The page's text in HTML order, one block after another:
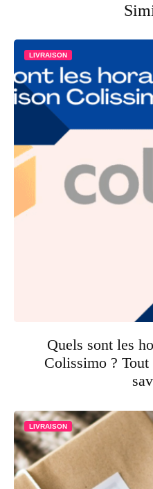
LIVRAISON
Quels sont les
Colissimo ? Tout
LIVRAISON